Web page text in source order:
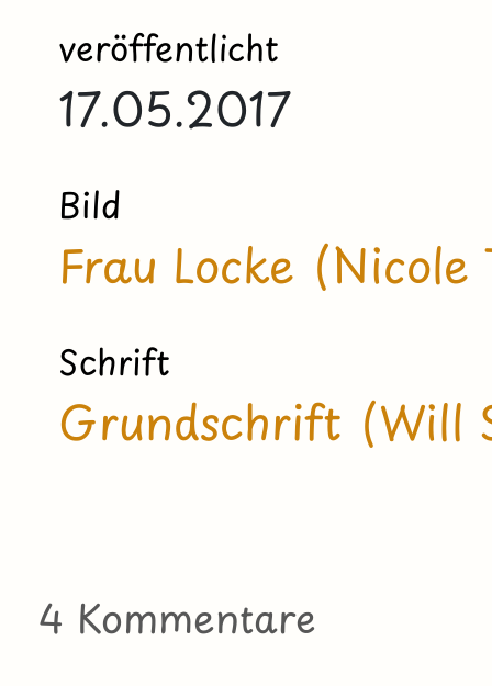
veröffentlicht
17.05.2017
Bild
Frau Locke (Nicole
Schrift
Grundschrift (Will
4 Kommentare